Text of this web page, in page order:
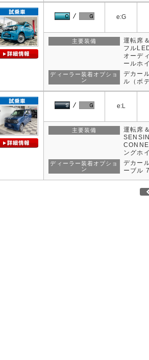
e:G
主要装備
運転席
フル
オーデ
ールホ
ディーラー装着オプショ
ン
デカー
ル（ボ
e:L
主要装備
運転席
ングホ
ディーラー装着オプショ
ン
デカー
ーブル